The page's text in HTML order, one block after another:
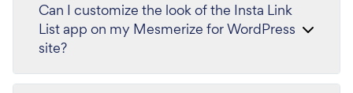
Can I customize the look of the Insta Link
List app on my Mesmerize for WordPress
site?